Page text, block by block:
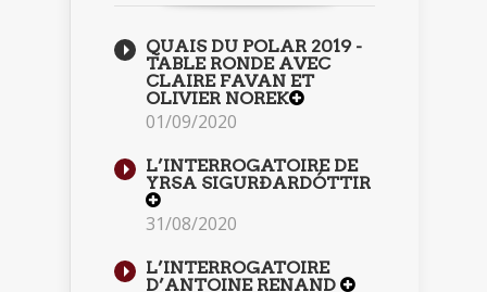
QUAIS DU POLAR 2019 -
TABLE RONDE AVEC
CLAIRE FAVAN ET
OLIVIER NOREK
01/09/2020
L’INTERROGATOIRE DE
YRSA SIGURÐARDÓTTIR
31/08/2020
L’INTERROGATOIRE
D’ANTOINE RENAND